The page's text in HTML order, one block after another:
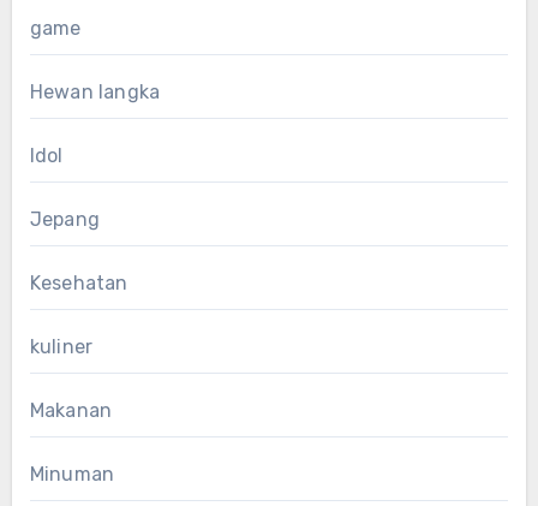
game
Hewan langka
Idol
Jepang
Kesehatan
kuliner
Makanan
Minuman